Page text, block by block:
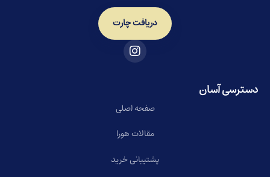
دریافت چارت
دسترسی آسان
صفحه اصلی
مقالات هورا
پشتیبانی خرید